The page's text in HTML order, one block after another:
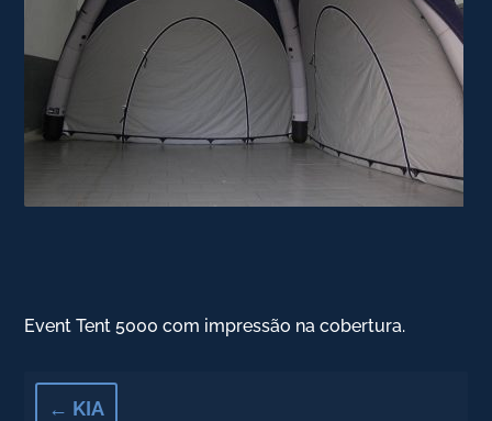
Event Tent 5000 com impressão na cobertura.
← KIA